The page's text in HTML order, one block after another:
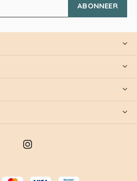
ABONNEER